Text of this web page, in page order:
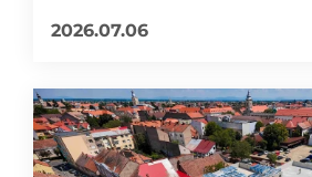
2026.07.06